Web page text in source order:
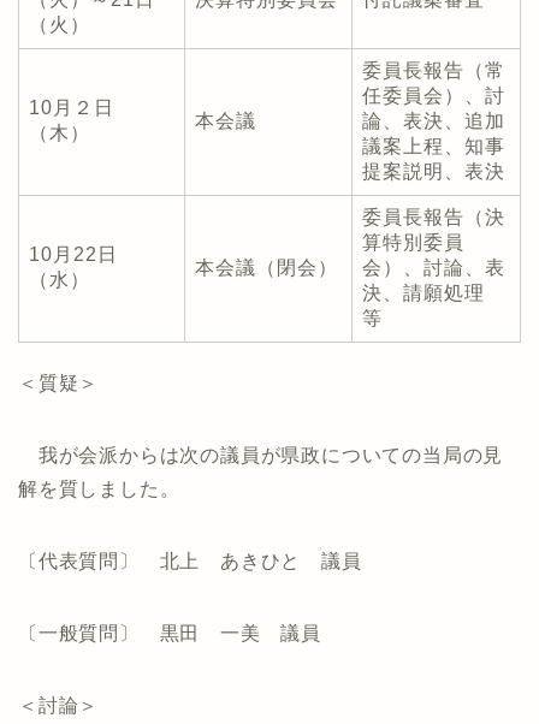
（火）
10月２日
（木）
本会議
委員長報告（常
任委員会）、討
論、表決、追加
議案上程、知事
提案説明、表決
10月22日
（水）
本会議（閉会）
委員長報告（決
算特別委員
会）、討論、表
決、請願処理
等
＜質疑＞
我が会派からは次の議員が県政についての当局の見
解を質しました。
〔代表質問〕 北上 あきひと 議員
〔一般質問〕 黒田 一美 議員
＜討論＞